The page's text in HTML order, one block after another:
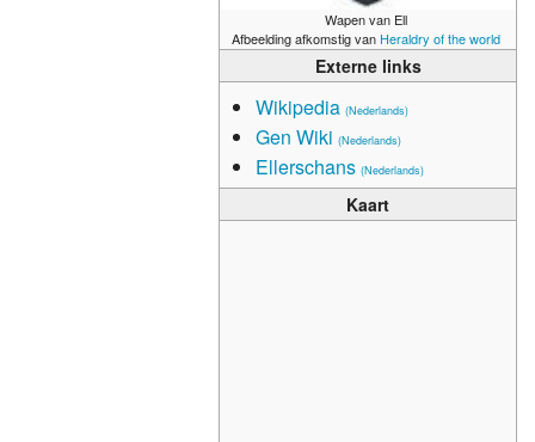
Wapen van Ell
Afbeelding afkomstig van Heraldry of the world
Externe links
Wikipedia (Nederlands)
Gen Wiki (Nederlands)
Ellerschans (Nederlands)
Kaart